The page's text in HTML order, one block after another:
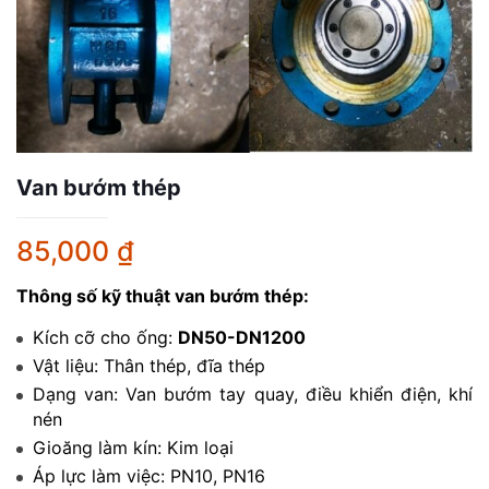
Van bướm thép
85,000 ₫
Thông số kỹ thuật van bướm thép:
Kích cỡ cho ống: DN50-DN1200
Vật liệu: Thân thép, đĩa thép
Dạng van: Van bướm tay quay, điều khiển điện, khí
nén
Gioăng làm kín: Kim loại
Áp lực làm việc: PN10, PN16